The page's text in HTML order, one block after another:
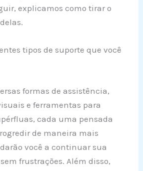
explicamos como tirar o
tipos de suporte que você
formas de assistência,
e ferramentas para
cada uma pensada
de maneira mais
você a continuar sua
frustrações. Além disso,